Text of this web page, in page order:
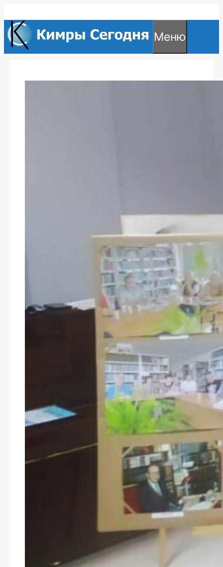
к
содержимому
Меню